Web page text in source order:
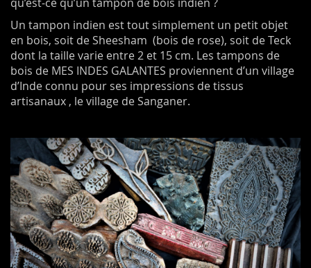
Un tampon indien est tout simplement un petit objet
en bois, soit de Sheesham (bois de rose), soit de Teck
dont la taille varie entre 2 et 15 cm. Les tampons de
bois de MES INDES GALANTES proviennent d’un village
d’Inde connu pour ses impressions de tissus
artisanaux , le village de Sanganer.